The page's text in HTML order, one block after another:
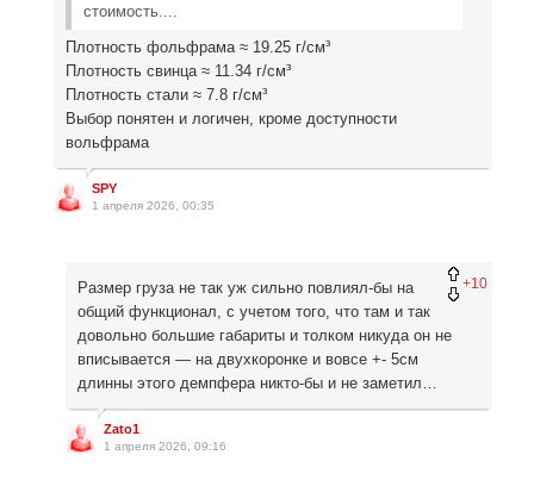
стоимость....
Плотность фольфрама ≈ 19.25 г/см³
Плотность свинца ≈ 11.34 г/см³
Плотность стали ≈ 7.8 г/см³
Выбор понятен и логичен, кроме доступности
вольфрама
SPY
1 апреля 2026, 00:35
+10
Размер груза не так уж сильно повлиял-бы на
общий функционал, с учетом того, что там и так
довольно большие габариты и толком никуда он не
вписывается — на двухкоронке и вовсе +- 5см
длинны этого демпфера никто-бы и не заметил…
Zato1
1 апреля 2026, 09:16